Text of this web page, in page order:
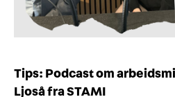
Tips: Podcast om
Ljoså fra STAMI